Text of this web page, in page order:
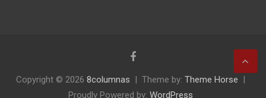
Copyright © 2026 8columnas Theme by: Theme Horse
Proudly Powered by: WordPress